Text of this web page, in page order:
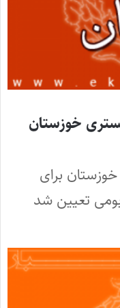
خوزستان
برای
با قید بومی تعیین شد